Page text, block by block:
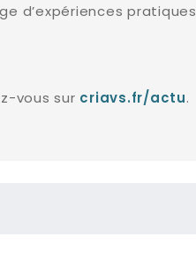
d’expériences pratiques
vous sur criavs.fr/actu .